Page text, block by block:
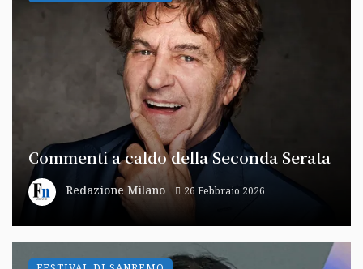
Commenti a caldo della Seconda Serata
Redazione Milano 26 Febbraio 2026